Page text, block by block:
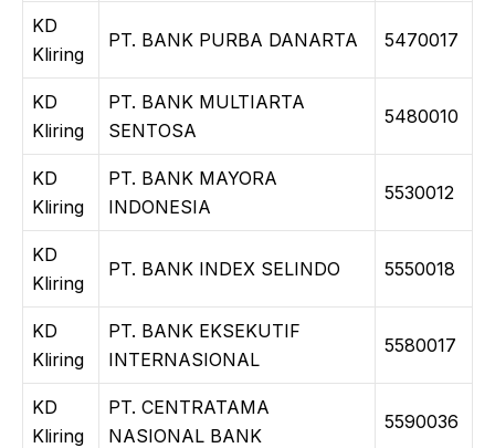
KD
Kliring
PT. BANK PURBA DANARTA 5470017
KD
Kliring
PT. BANK MULTIARTA
SENTOSA
5480010
KD
Kliring
PT. BANK MAYORA
INDONESIA
5530012
KD
Kliring
PT. BANK INDEX SELINDO 5550018
KD
Kliring
PT. BANK EKSEKUTIF
INTERNASIONAL
5580017
KD
Kliring
PT. CENTRATAMA
NASIONAL BANK
5590036